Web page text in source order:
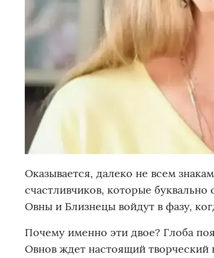
Оказывается, далеко не всем
счастливчиков, которые
Овны и Близнецы войдут в фазу,
Почему именно эти двое? Глоба
Овнов ждет настоящий творческий